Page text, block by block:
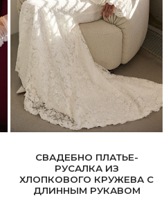
СВАДЕБНО ПЛАТЬЕ-
РУСАЛКА ИЗ
ХЛОПКОВОГО КРУЖЕВА С
ДЛИННЫМ РУКАВОМ